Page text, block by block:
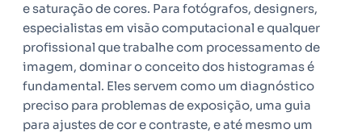
e saturação de cores. Para fotógrafos, designers,
especialistas em visão computacional e qualquer
profissional que trabalhe com processamento de
imagem, dominar o conceito dos histogramas é
fundamental. Eles servem como um diagnóstico
preciso para problemas de exposição, uma guia
para ajustes de cor e contraste, e até mesmo um